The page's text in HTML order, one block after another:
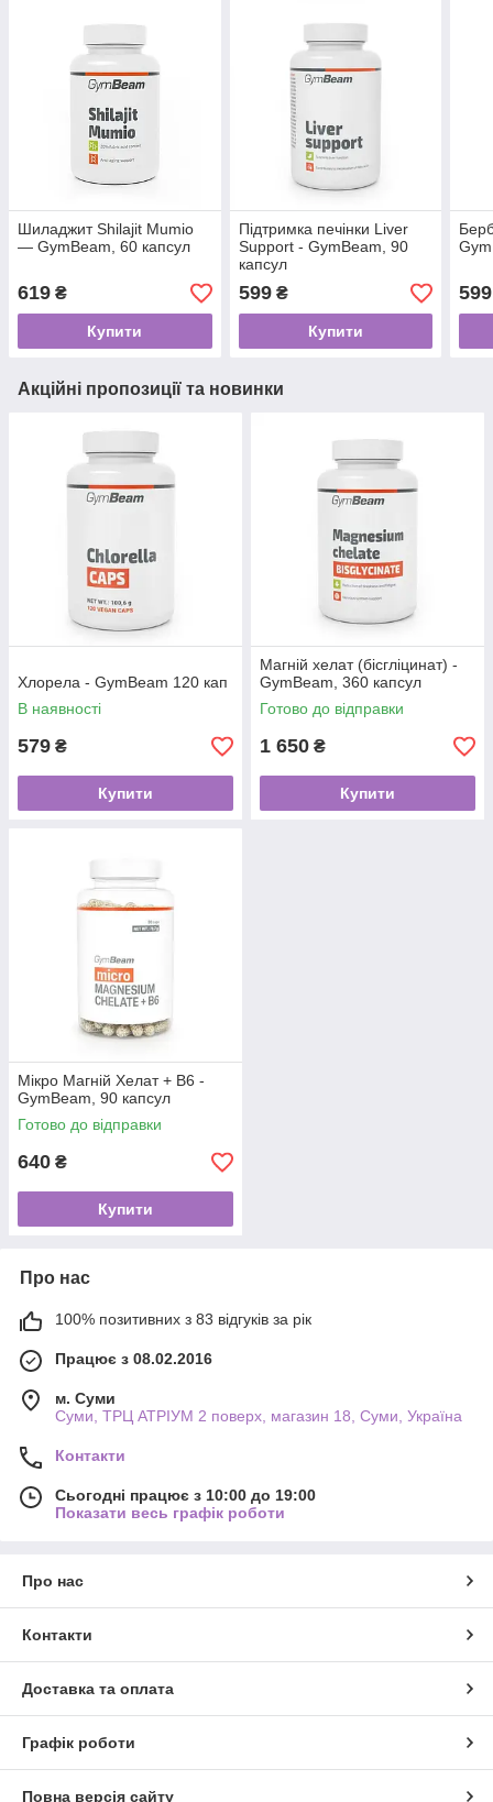
Шиладжит Shilajit Mumio
— GymBeam, 60 капсул
619 ₴
Купити
Підтримка печінки Liver
Support - GymBeam, 90
капсул
599₴
Купити
599
Акційні пропозиції та новинки
Хлорела - GymBeam 120 кап
В наявності
579 ₴
Купити
Магній хелат (бісгліцинат) -
GymBeam, 360 капсул
Готово до відправки
1 650 ₴
Купити
Мікро Магній Хелат + В6 -
GymBeam, 90 капсул
Готово до відправки
640 ₴
Купити
Про нас
100% позитивних з 83 відгуків за рік
Працює з 08.02.2016
м. Суми
Суми, ТРЦ АТРІУМ 2 поверх, магазин 18, Суми, Україна
Контакти
Сьогодні працює з 10:00 до 19:00
Показати весь графік роботи
Про нас
Контакти
Доставка та оплата
Графік роботи
Повна версія сайту